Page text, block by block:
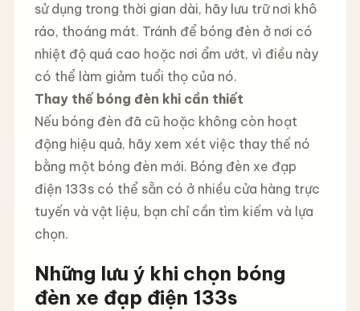
sử dụng trong thời gian dài, hãy lưu trữ nơi khô
ráo, thoáng mát. Tránh để bóng đèn ở nơi có
nhiệt độ quá cao hoặc nơi ẩm ướt, vì điều này
có thể làm giảm tuổi thọ của nó.
Thay thế bóng đèn khi cần thiết
Nếu bóng đèn đã cũ hoặc không còn hoạt
động hiệu quả, hãy xem xét việc thay thế nó
bằng một bóng đèn mới. Bóng đèn xe đạp
điện 133s có thể sẵn có ở nhiều cửa hàng trực
tuyến và vật liệu, bạn chỉ cần tìm kiếm và lựa
chọn.
Những lưu ý khi chọn bóng
đèn xe đạp điện 133s